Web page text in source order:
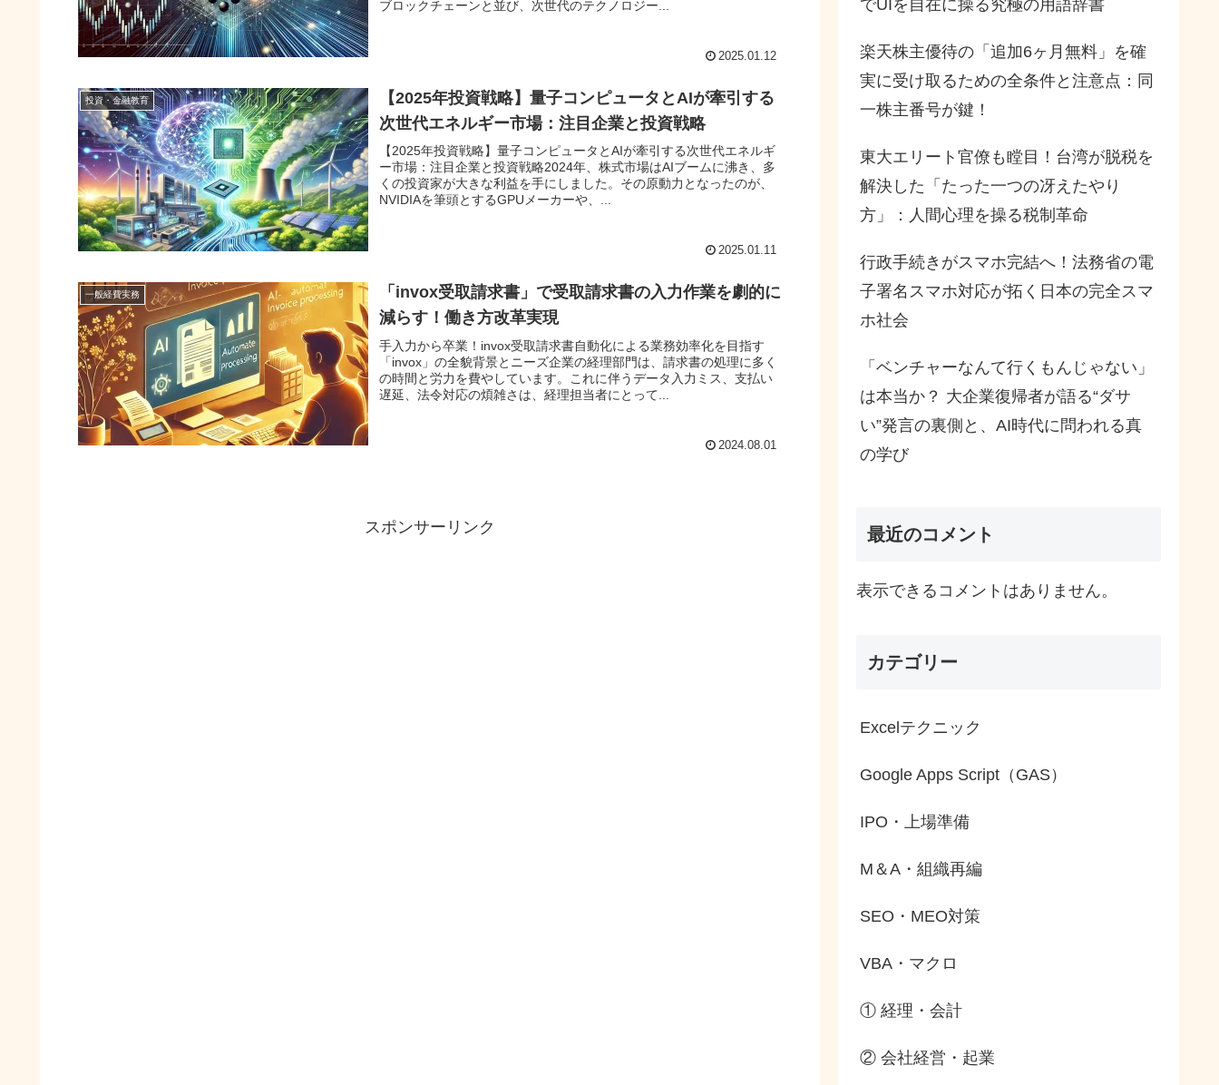
ブロックチェーンと並び、次世代のテクノロジー...
2025.01.12
投資・金融教育
【2025年投資戦略】量子コンピュータとAIが牽引する
次世代エネルギー市場：注目企業と投資戦略
【2025年投資戦略】量子コンピュータとAIが牽引する次世代エネルギ
ー市場：注目企業と投資戦略2024年、株式市場はAIブームに沸き、多
くの投資家が大きな利益を手にしました。その原動力となったのが、
NVIDIAを筆頭とするGPUメーカーや、...
2025.01.11
一般経費実務
「invox受取請求書」で受取請求書の入力作業を劇的に
減らす！働き方改革実現
手入力から卒業！invox受取請求書自動化による業務効率化を目指す
「invox」の全貌背景とニーズ企業の経理部門は、請求書の処理に多く
の時間と労力を費やしています。これに伴うデータ入力ミス、支払い
遅延、法令対応の煩雑さは、経理担当者にとって...
2024.08.01
スポンサーリンク
でUIを自在に操る究極の用語辞書
楽天株主優待の「追加6ヶ月無料」を確
実に受け取るための全条件と注意点：同
一株主番号が鍵！
東大エリート官僚も瞠目！台湾が脱税を
解決した「たった一つの冴えたやり
方」：人間心理を操る税制革命
行政手続きがスマホ完結へ！法務省の電
子署名スマホ対応が拓く日本の完全スマ
ホ社会
「ベンチャーなんて行くもんじゃない」
は本当か？ 大企業復帰者が語る“ダサ
い”発言の裏側と、AI時代に問われる真
の学び
最近のコメント
表示できるコメントはありません。
カテゴリー
Excelテクニック
Google Apps Script（GAS）
IPO・上場準備
M＆A・組織再編
SEO・MEO対策
VBA・マクロ
① 経理・会計
② 会社経営・起業